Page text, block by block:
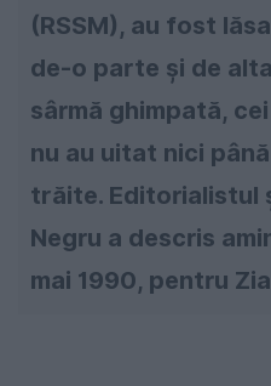
(RSSM), au fost
de-o parte și de
sârmă ghimpată,
nu au uitat nici
trăite. Editorialistul
Negru a descris
mai 1990, pentru